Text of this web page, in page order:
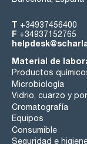
T +34937456400
F +34937152765
Material de
Productos
Microbiología
Vidrio, cuarzo y
Cromatografía
Equipos
Consumible
Seguridad e